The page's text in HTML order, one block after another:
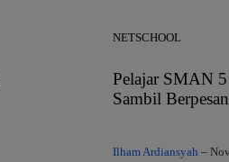
NETSCHOOL
Pelajar SMAN
Sambil
Ilham Ardiansyah –